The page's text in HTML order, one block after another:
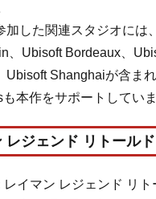
した関連スタジオには
、Ubisoft Bordeaux、
Ubisoft Shanghaiが含まれ
本作をサポートしていま
レジェンド リトール
イマン レジェンド リト